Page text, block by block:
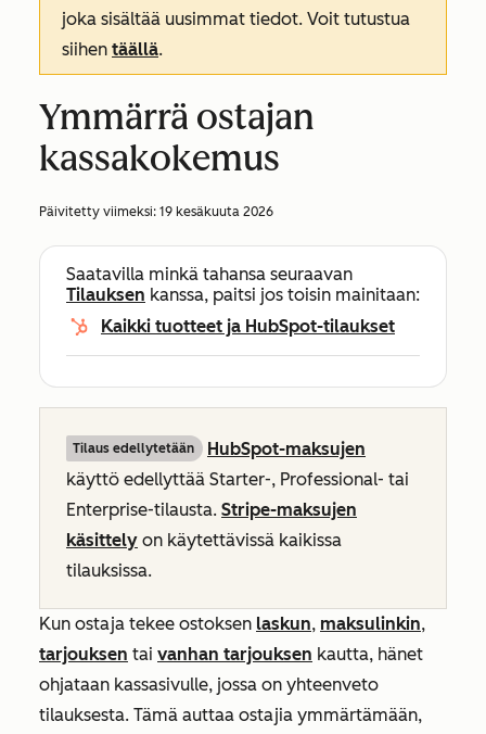
joka sisältää uusimmat tiedot. Voit tutustua
siihen täällä.
Ymmärrä ostajan
kassakokemus
Päivitetty viimeksi: 19 kesäkuuta 2026
Saatavilla minkä tahansa seuraavan
Tilauksen kanssa, paitsi jos toisin mainitaan:
Kaikki tuotteet ja HubSpot-tilaukset
Tilaus edellytetään
HubSpot-maksujen
käyttö edellyttää Starter-, Professional- tai
Enterprise-tilausta. Stripe-maksujen
käsittely on käytettävissä kaikissa
tilauksissa.
Kun ostaja tekee ostoksen laskun, maksulinkin,
tarjouksen tai vanhan tarjouksen kautta, hänet
ohjataan kassasivulle, jossa on yhteenveto
tilauksesta. Tämä auttaa ostajia ymmärtämään,